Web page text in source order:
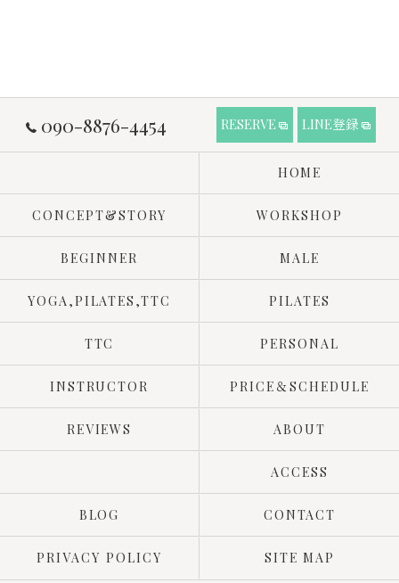
090-8876-4454 RESERVE LINE登録
HOME
CONCEPT&STORY WORKSHOP
BEGINNER MALE
YOGA,PILATES,TTC PILATES
TTC PERSONAL
INSTRUCTOR PRICE＆SCHEDULE
REVIEWS ABOUT
ACCESS
BLOG CONTACT
PRIVACY POLICY SITE MAP